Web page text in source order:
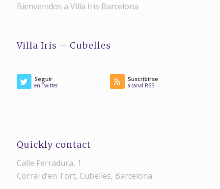
Bienvenidos a Villa Iris Barcelona
Villa Iris – Cubelles
Seguir
en Twitter
Suscribirse
a canal RSS
Quickly contact
Calle Ferradura, 1
Corral d’en Tort, Cubelles, Barcelona